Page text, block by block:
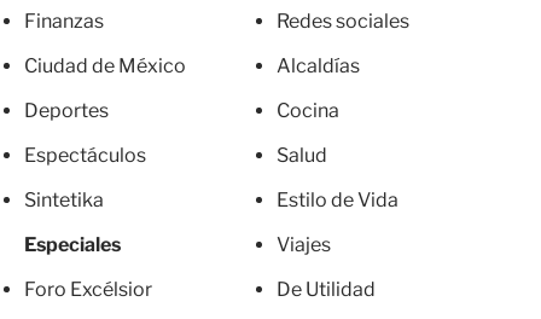
Finanzas
Ciudad de México
Deportes
Espectáculos
Sintetika
Especiales
Foro Excélsior
Redes sociales
Alcaldías
Cocina
Salud
Estilo de Vida
Viajes
De Utilidad